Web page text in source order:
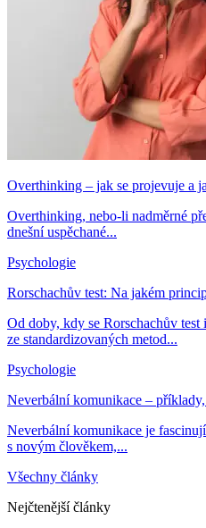
Overthinking – jak se projevuje a
Overthinking, nebo-li nadměrné
dnešní uspěchané...
Psychologie
Rorschachův test: Na jakém
Od doby, kdy se Rorschachův
ze standardizovaných metod...
Psychologie
Neverbální komunikace –
Neverbální komunikace je
s novým člověkem,...
Všechny články
Nejčtenější články